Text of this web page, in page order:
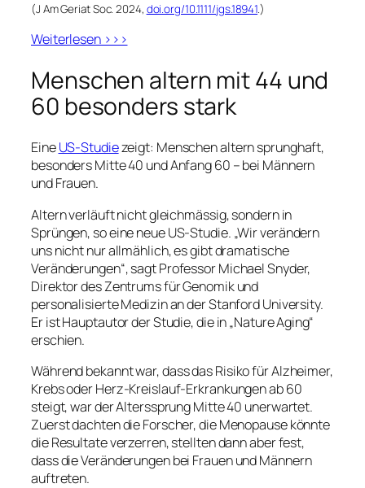
(J Am Geriat Soc. 2024, doi.org/10.1111/jgs.18941.)
Weiterlesen >>>
Menschen altern mit 44 und
60 besonders stark
EineUS-Studiezeigt: Menschen altern sprunghaft,
besonders Mitte 40 und Anfang 60 – bei Männern
und Frauen.
Altern verläuft nicht gleichmässig, sondern in
Sprüngen, so eine neue US-Studie. „Wir verändern
uns nicht nur allmählich, es gibt dramatische
Veränderungen“, sagt Professor Michael Snyder,
Direktor des Zentrums für Genomik und
personalisierte Medizin an der Stanford University.
Er ist Hauptautor der Studie, die in „Nature Aging“
erschien.
Während bekannt war, dass das Risiko für Alzheimer,
Krebs oder Herz-Kreislauf-Erkrankungen ab 60
steigt, war der Alterssprung Mitte 40 unerwartet.
Zuerst dachten die Forscher, die Menopause könnte
die Resultate verzerren, stellten dann aber fest,
dass die Veränderungen bei Frauen und Männern
auftreten.